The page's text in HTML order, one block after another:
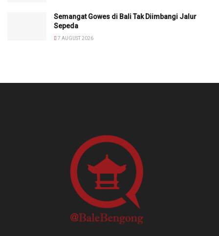
Semangat Gowes di Bali Tak Diimbangi Jalur
Sepeda
7 AUGUST 2026